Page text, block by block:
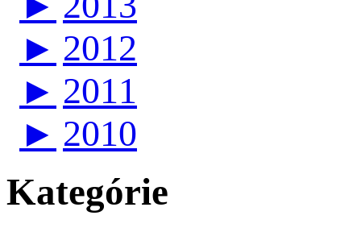
► 2012
► 2011
► 2010
Kategórie